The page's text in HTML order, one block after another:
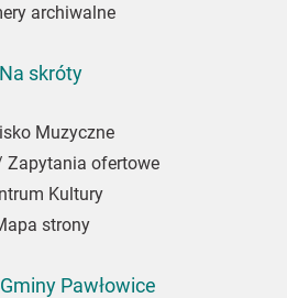
archiwalne
Na skróty
Muzyczne
Zapytania ofertowe
Kultury
strony
Pawłowice